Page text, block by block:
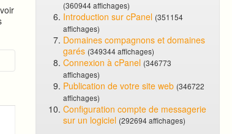
(360944 affichages)
Introduction sur cPanel (351154
affichages)
Domaines compagnons et domaines
garés (349344 affichages)
Connexion à cPanel (346773
affichages)
Publication de votre site web (346722
affichages)
Configuration compte de messagerie
sur un logiciel (292694 affichages)